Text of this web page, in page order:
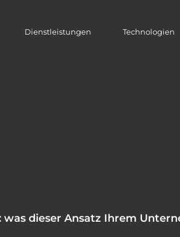
Dienstleistungen Technologien
was dieser Ansatz Ihrem